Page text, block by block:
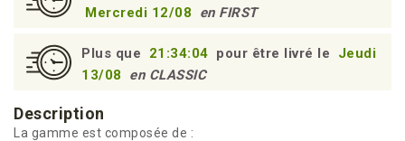
Mercredi 12/08
en FIRST
Plus que 21:34:03 pour être livré le
Jeudi
13/08
en CLASSIC
Description
La gamme est composée de :